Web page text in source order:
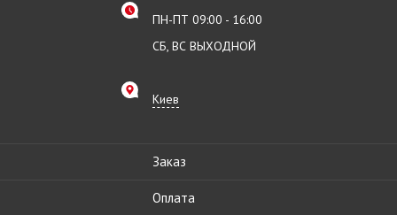
ПН-ПТ 09:00 - 16:00
СБ, ВС ВЫХОДНОЙ
Киев
Заказ
Оплата